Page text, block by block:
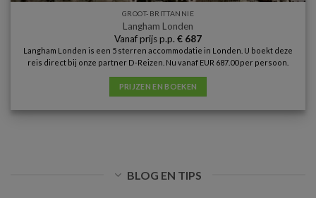
GROOT-BRITTANNIE
Langham Londen
Vanaf prijs p.p. € 687
Langham Londen is een 5 sterren accommodatie in Londen. U boekt deze
reis direct bij onze partner D-Reizen. Nu vanaf EUR 687.00 per persoon.
PRIJZEN EN BOEKEN
BLOG EN TIPS